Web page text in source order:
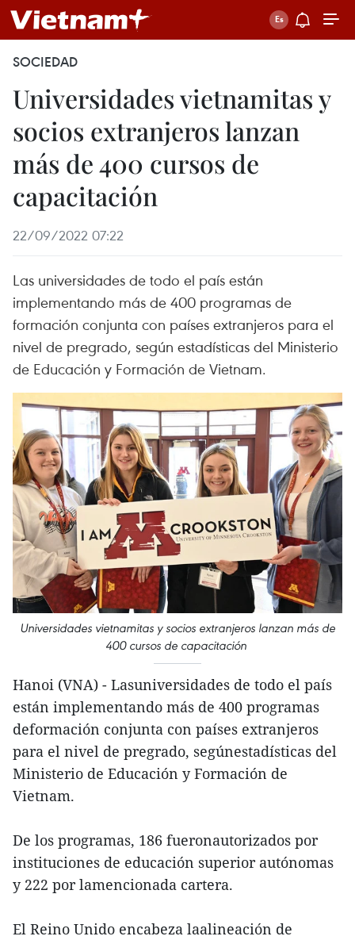
SOCIEDAD
Universidades vietnamitas y
socios extranjeros lanzan
más de 400 cursos de
capacitación
22/09/2022 07:22
Las universidades de todo el país están
implementando más de 400 programas de
formación conjunta con países extranjeros para el
nivel de pregrado, según estadísticas del Ministerio
de Educación y Formación de Vietnam.
Universidades vietnamitas y socios extranjeros lanzan más de
400 cursos de capacitación
Hanoi (VNA) - Lasuniversidades de todo el país
están implementando más de 400 programas
deformación conjunta con países extranjeros
para el nivel de pregrado, segúnestadísticas del
Ministerio de Educación y Formación de
Vietnam.
De los programas, 186 fueronautorizados por
instituciones de educación superior autónomas
y 222 por lamencionada cartera.
El Reino Unido encabeza laalineación de